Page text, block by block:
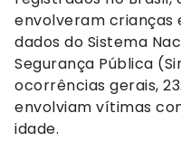
envolveram crianças
dados do Sistema
Segurança Pública
ocorrências gerais,
envolviam vítimas
idade.